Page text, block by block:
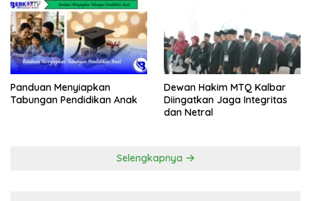
Panduan Menyiapkan
Tabungan Pendidikan Anak
Dewan Hakim MTQ Kalbar
Diingatkan Jaga Integritas
dan Netral
Selengkapnya